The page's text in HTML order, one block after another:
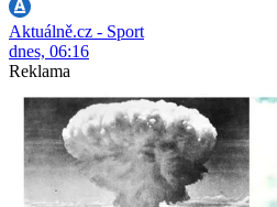
Aktuálně.cz - Sport
dnes, 06:16
Reklama